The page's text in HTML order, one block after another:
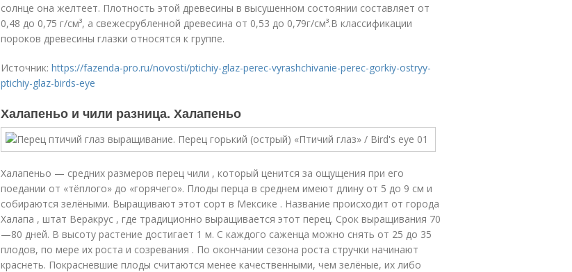
солнце она желтеет. Плотность этой древесины в высушенном состоянии составляет от
0,48 до 0,75 г/см³, а свежесрубленной древесина от 0,53 до 0,79г/см³.В классификации
пороков древесины глазки относятся к группе.
Источник: https://fazenda-pro.ru/novosti/ptichiy-glaz-perec-vyrashchivanie-perec-gorkiy-ostryy-
ptichiy-glaz-birds-eye
Халапеньо и чили разница. Халапеньо
Халапеньо — средних размеров перец чили , который ценится за ощущения при его
поедании от «тёплого» до «горячего». Плоды перца в среднем имеют длину от 5 до 9 см и
собираются зелёными. Выращивают этот сорт в Мексике . Название происходит от города
Халапа , штат Веракрус , где традиционно выращивается этот перец. Срок выращивания 70
—80 дней. В высоту растение достигает 1 м. С каждого саженца можно снять от 25 до 35
плодов, по мере их роста и созревания . По окончании сезона роста стручки начинают
краснеть. Покрасневшие плоды считаются менее качественными, чем зелёные, их либо